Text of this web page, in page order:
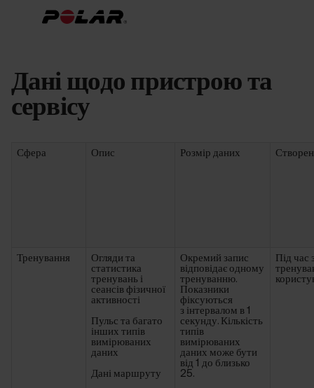
Дані щодо пристрою та
сервісу
Сфера Опис Розмір даних
Тренування
Огляди та
статистика
тренувань і
сеансів фізичної
активності
Пульс та багато
інших типів
вимірюваних
даних
Дані маршруту
Окремий запис
відповідає одному
тренуванню.
Показники
фіксуються
з інтервалом в 1
секунду. Кількість
типів
вимірюваних
даних може бути
від 1 до близько
25.
Під час